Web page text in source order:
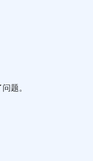
题。